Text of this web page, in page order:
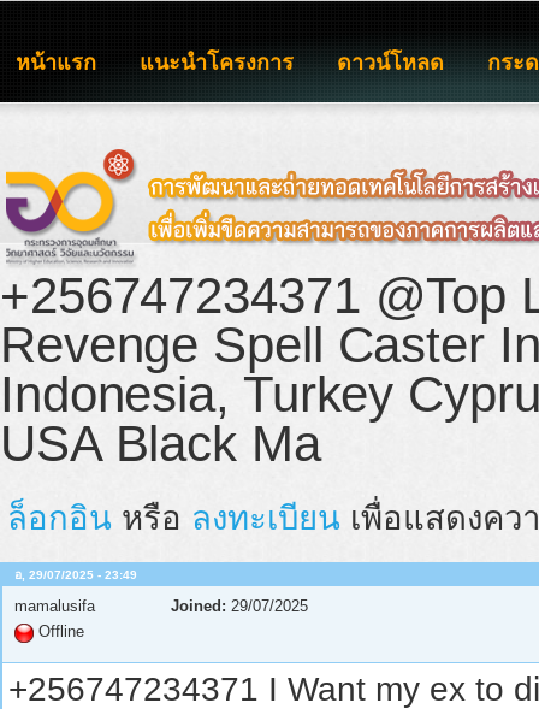
หน้าแรก แนะนำโครงการ ดาวน์โหลด กระ
+256747234371 @Top
Revenge Spell Caster
Indonesia, Turkey
USA Black Ma
ล็อกอิน หรือ ลงทะเบียน เพื่อแสดงคว
อ, 29/07/2025 - 23:49
mamalusifa
Offline
Joined: 29/07/2025
+256747234371 I Want my ex to